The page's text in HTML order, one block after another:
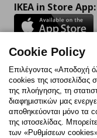
IKEA in Store App:
Follow us:
FacebookInstagram
TikTok
Cookie Policy
Επιλέγοντας «Αποδοχή
cookies της ιστοσελίδας
της πλοήγησης, τη
διαφημιστικών μας
αποθηκεύονται μόνο τα
της ιστοσελίδας.
των «Ρυθμίσεων